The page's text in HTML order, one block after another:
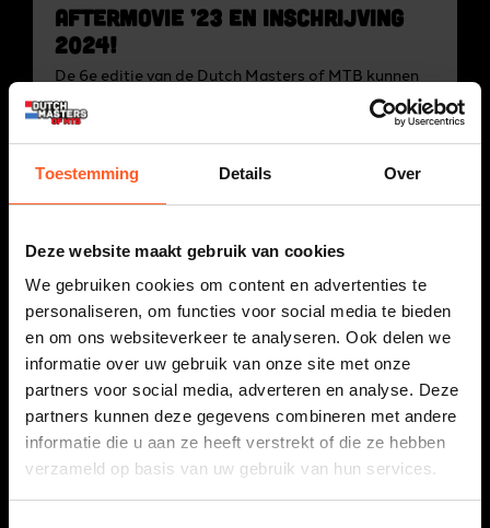
Toestemming Details Over
Deze website maakt gebruik van cookies
We gebruiken cookies om content en advertenties te
personaliseren, om functies voor social media te bieden
en om ons websiteverkeer te analyseren. Ook delen we
informatie over uw gebruik van onze site met onze
partners voor social media, adverteren en analyse. Deze
partners kunnen deze gegevens combineren met andere
informatie die u aan ze heeft verstrekt of die ze hebben
verzameld op basis van uw gebruik van hun services.
Aftermovie ’23 en inschrijving
2024!
De 6e editie van de Dutch Masters of MTB kunnen
wij ons nog goed herinneren! Wat een geweldige
dag! Blik nog één keer terug met de Dutch Masters
of MTB 2023 aftermovie.
LEES HET BERICHT
Podcast Pedaleurs x Dutch
Masters of MTB
In deze speciale editie nemen de mannen van de